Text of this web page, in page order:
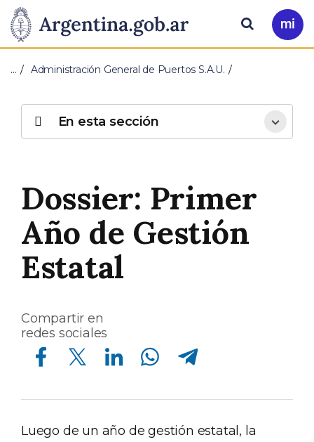
Presidencia
de
Nación
Pasar al contenido principal
Ir
a
Buscar
… Administración General de Puertos S.A.U.
Dossier: Primer
Año de Gestión
Estatal
Compartir en
redes sociales
Compartir en Facebook Compartir en Twitter Compartir en Linkedin Compartir en Whatsapp Compartir en Telegram
Luego de un año de gestión estatal, la
En esta sección